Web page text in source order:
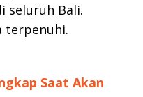
seluruh Bali.
terpenuhi.
Saat Akan